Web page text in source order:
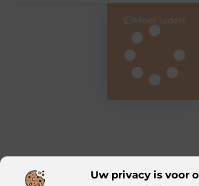
Uw privacy is voor
Meer laden